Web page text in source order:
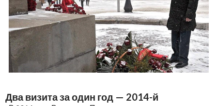
Два визита за один год — 2014-й